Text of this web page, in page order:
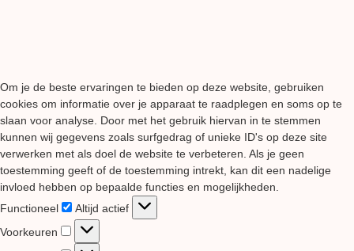
Om je de beste ervaringen te bieden op deze website, gebruiken
cookies om informatie over je apparaat te raadplegen en soms op te
slaan voor analyse. Door met het gebruik hiervan in te stemmen
kunnen wij gegevens zoals surfgedrag of unieke ID's op deze site
verwerken met als doel de website te verbeteren. Als je geen
toestemming geeft of de toestemming intrekt, kan dit een nadelige
invloed hebben op bepaalde functies en mogelijkheden.
Functioneel
Functioneel
Altijd actief
Voorkeuren
Voorkeuren